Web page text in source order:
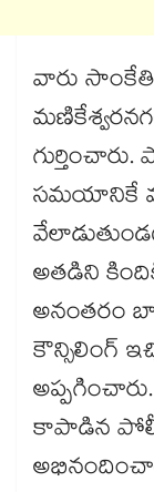
వారు
సమయానికే
అతడిని
అనంతరం
కౌన్సిలింగ్
కాపాడిన